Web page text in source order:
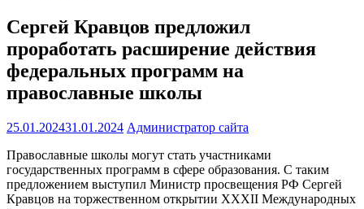
Сергей Кравцов предложил
проработать расширение действия
федеральных программ на
православные школы
25.01.202431.01.2024 Администратор сайта
Православные школы могут стать участниками
государственных программ в сфере образования. С таким
предложением выступил Министр просвещения РФ Сергей
Кравцов на торжественном открытии XXХII Международных